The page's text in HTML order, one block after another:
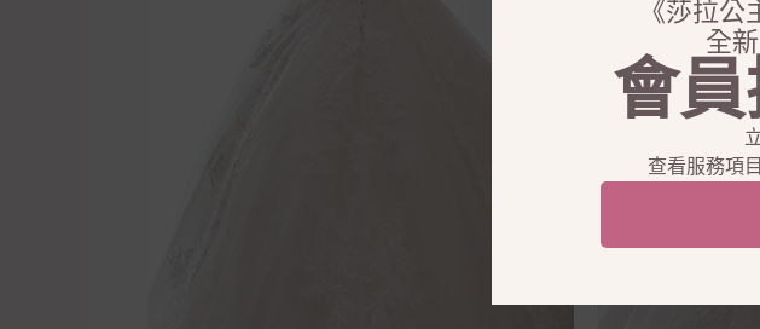
《莎拉公
全
會員
查看服務項